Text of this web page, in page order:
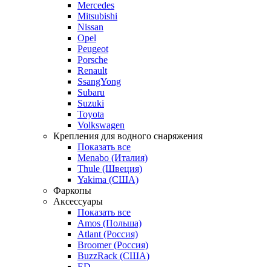
Mercedes
Mitsubishi
Nissan
Opel
Peugeot
Porsche
Renault
SsangYong
Subaru
Suzuki
Toyota
Volkswagen
Крепления для водного снаряжения
Показать все
Menabo (Италия)
Thule (Швеция)
Yakima (США)
Фаркопы
Аксессуары
Показать все
Amos (Польша)
Atlant (Россия)
Broomer (Россия)
BuzzRack (США)